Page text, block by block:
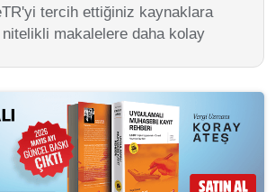
tercih ettiğiniz kaynaklara
makalelere daha kolay